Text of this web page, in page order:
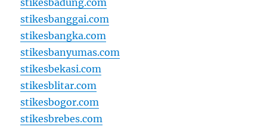
stikesbadung.com
stikesbanggai.com
stikesbangka.com
stikesbanyumas.com
stikesbekasi.com
stikesblitar.com
stikesbogor.com
stikesbrebes.com